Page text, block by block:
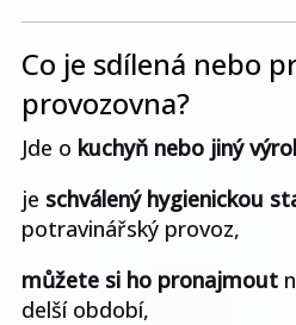
Co je sdílená nebo
provozovna?
Jde o kuchyň nebo jiný
je schválený hygienickou
potravinářský provoz,
můžete si ho pronajmout
delší období,